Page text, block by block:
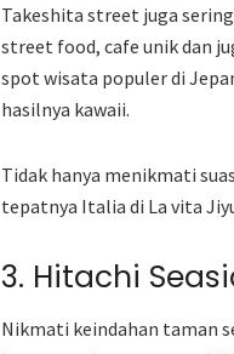
Takeshita street juga
street food, cafe unik dan
spot wisata populer di
hasilnya kawaii.
Tidak hanya menikmati
tepatnya Italia di La vita
3. Hitachi
Nikmati keindahan taman